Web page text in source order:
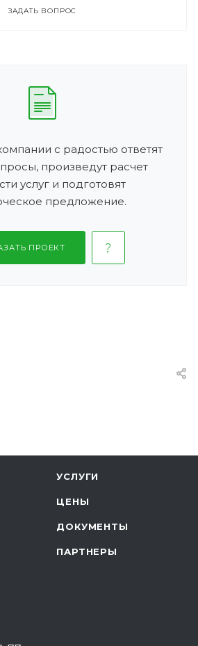
ЗАДАТЬ ВОПРОС
с радостью ответят
произведут расчет
услуг и подготовят
предложение.
ПРОЕКТ
УСЛУГИ
ЦЕНЫ
ДОКУМЕНТЫ
ПАРТНЕРЫ